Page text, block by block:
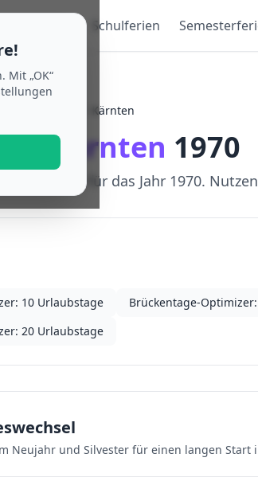
Schulferien
Kärnten
Kärnten 1970
in Kärnten für das Jahr 1970.
10 Urlaubstage
Brückentage-
20 Urlaubstage
Neujahr und Silvester für einen langen Start
„OK“